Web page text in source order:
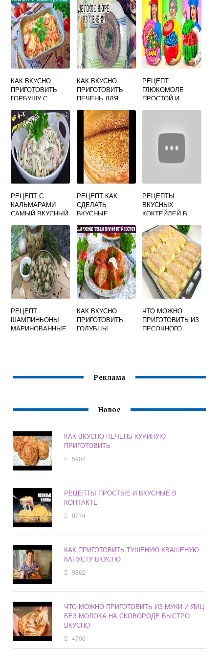
КАК ВКУСНО
ПРИГОТОВИТЬ
ГОРБУШУ С
ДУХОВКЕ
КАК ВКУСНО
ПРИГОТОВИТЬ
ПЕЧЕНЬ ДЛЯ
РЕЦЕПТ
ГЛЮКОМОЛЕ
ПРОСТОЙ И
РЕЦЕПТ С
КАЛЬМАРАМИ
САМЫЙ ВКУСНЫЙ
РЕЦЕПТ КАК
СДЕЛАТЬ
ВКУСНЫЕ
РЕЦЕПТЫ
ВКУСНЫХ
КОКТЕЙЛЕЙ В
РЕЦЕПТ
ШАМПИНЬОНЫ
МАРИНОВАННЫЕ
КАК ВКУСНО
ПРИГОТОВИТЬ
ГОЛУБЦЫ
ЧТО МОЖНО
ПРИГОТОВИТЬ ИЗ
ПЕСОЧНОГО
Реклама
Новое
КАК ВКУСНО ПЕЧЕНЬ КУРИНУЮ
ПРИГОТОВИТЬ
5902
РЕЦЕПТЫ ПРОСТЫЕ И ВКУСНЫЕ В
КОНТАКТЕ
9774
КАК ПРИГОТОВИТЬ ТУШЕНУЮ КВАШЕНУЮ
КАПУСТУ ВКУСНО
9362
ЧТО МОЖНО ПРИГОТОВИТЬ ИЗ МУКИ И ЯИЦ
БЕЗ МОЛОКА НА СКОВОРОДЕ БЫСТРО
ВКУСНО
4706